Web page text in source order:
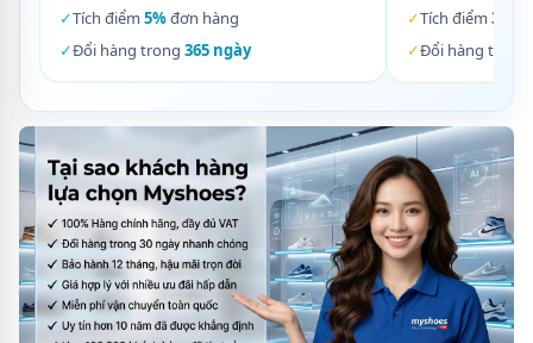
✓Tích điểm 5%đơn hàng
✓Đổi hàng trong 365 ngày
✓Tích điểm 3%
✓Đổi hàng trong